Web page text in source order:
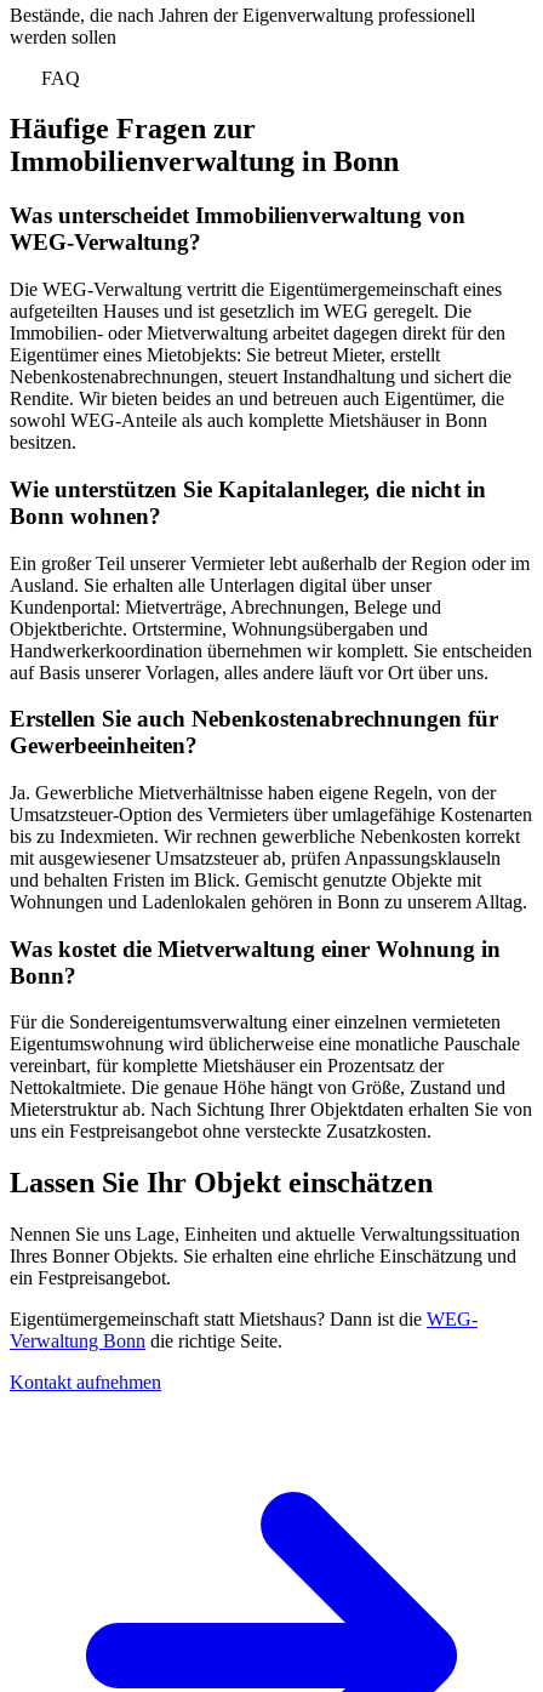
Bestände, die nach Jahren der Eigenverwaltung professionell
werden sollen
FAQ
Häufige Fragen zur
Immobilienverwaltung in Bonn
Was unterscheidet Immobilienverwaltung von
WEG-Verwaltung?
Die WEG-Verwaltung vertritt die Eigentümergemeinschaft eines
aufgeteilten Hauses und ist gesetzlich im WEG geregelt. Die
Immobilien- oder Mietverwaltung arbeitet dagegen direkt für den
Eigentümer eines Mietobjekts: Sie betreut Mieter, erstellt
Nebenkostenabrechnungen, steuert Instandhaltung und sichert die
Rendite. Wir bieten beides an und betreuen auch Eigentümer, die
sowohl WEG-Anteile als auch komplette Mietshäuser in Bonn
besitzen.
Wie unterstützen Sie Kapitalanleger, die nicht in
Bonn wohnen?
Ein großer Teil unserer Vermieter lebt außerhalb der Region oder im
Ausland. Sie erhalten alle Unterlagen digital über unser
Kundenportal: Mietverträge, Abrechnungen, Belege und
Objektberichte. Ortstermine, Wohnungsübergaben und
Handwerkerkoordination übernehmen wir komplett. Sie entscheiden
auf Basis unserer Vorlagen, alles andere läuft vor Ort über uns.
Erstellen Sie auch Nebenkostenabrechnungen für
Gewerbeeinheiten?
Ja. Gewerbliche Mietverhältnisse haben eigene Regeln, von der
Umsatzsteuer-Option des Vermieters über umlagefähige Kostenarten
bis zu Indexmieten. Wir rechnen gewerbliche Nebenkosten korrekt
mit ausgewiesener Umsatzsteuer ab, prüfen Anpassungsklauseln
und behalten Fristen im Blick. Gemischt genutzte Objekte mit
Wohnungen und Ladenlokalen gehören in Bonn zu unserem Alltag.
Was kostet die Mietverwaltung einer Wohnung in
Bonn?
Für die Sondereigentumsverwaltung einer einzelnen vermieteten
Eigentumswohnung wird üblicherweise eine monatliche Pauschale
vereinbart, für komplette Mietshäuser ein Prozentsatz der
Nettokaltmiete. Die genaue Höhe hängt von Größe, Zustand und
Mieterstruktur ab. Nach Sichtung Ihrer Objektdaten erhalten Sie von
uns ein Festpreisangebot ohne versteckte Zusatzkosten.
Lassen Sie Ihr Objekt einschätzen
Nennen Sie uns Lage, Einheiten und aktuelle Verwaltungssituation
Ihres Bonner Objekts. Sie erhalten eine ehrliche Einschätzung und
ein Festpreisangebot.
Eigentümergemeinschaft statt Mietshaus? Dann ist die WEG-
Verwaltung Bonn die richtige Seite.
Kontakt aufnehmen